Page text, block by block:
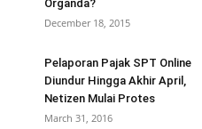
Organda?
December 18, 2015
Pelaporan Pajak SPT Online
Diundur Hingga Akhir April,
Netizen Mulai Protes
March 31, 2016